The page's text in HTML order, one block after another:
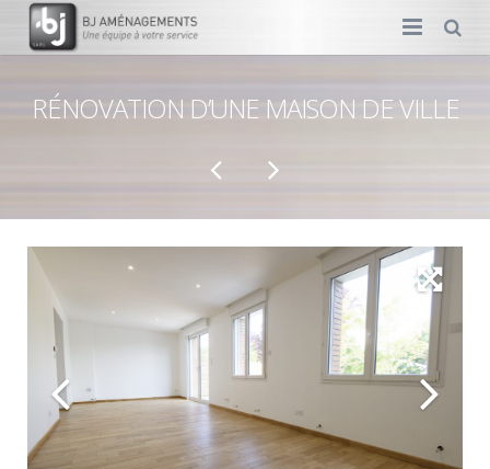
DÉCORATION
PLOMBERIE
RÉNOVATION D’UNE MAISON DE VILLE